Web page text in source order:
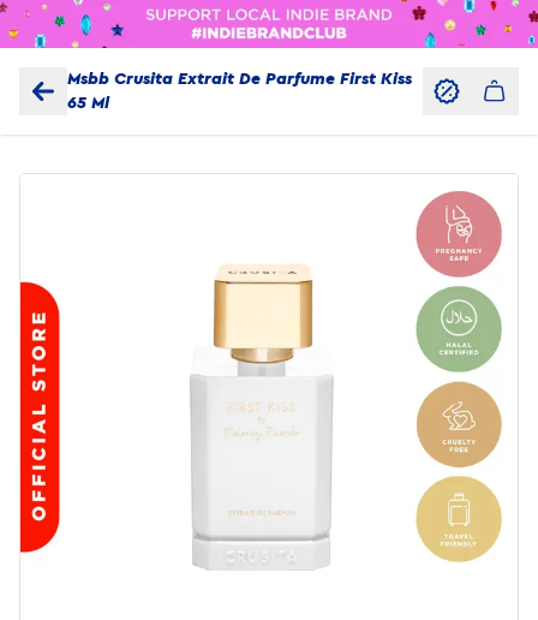
Msbb Crusita Extrait De Parfume First Kiss
65 Ml